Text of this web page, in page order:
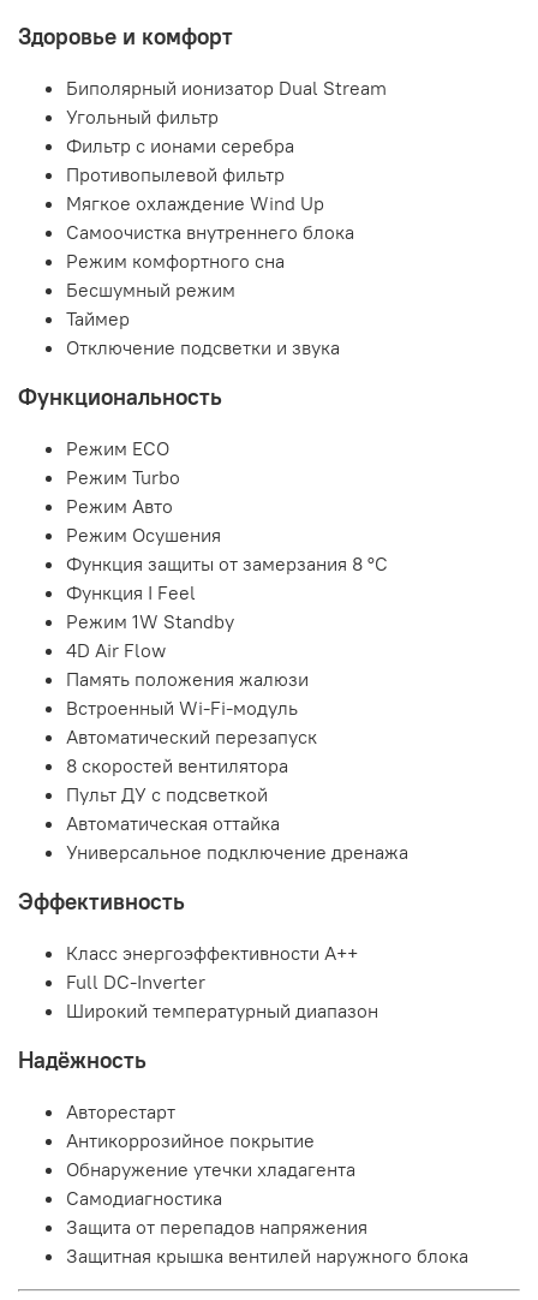
Здоровье и комфорт
Биполярный ионизатор Dual Stream
Угольный фильтр
Фильтр с ионами серебра
Противопылевой фильтр
Мягкое охлаждение Wind Up
Самоочистка внутреннего блока
Режим комфортного сна
Бесшумный режим
Таймер
Отключение подсветки и звука
Функциональность
Режим ECO
Режим Turbo
Режим Авто
Режим Осушения
Функция защиты от замерзания 8 °C
Функция I Feel
Режим 1W Standby
4D Air Flow
Память положения жалюзи
Встроенный Wi-Fi-модуль
Автоматический перезапуск
8 скоростей вентилятора
Пульт ДУ с подсветкой
Автоматическая оттайка
Универсальное подключение дренажа
Эффективность
Класс энергоэффективности A++
Full DC-Inverter
Широкий температурный диапазон
Надёжность
Авторестарт
Антикоррозийное покрытие
Обнаружение утечки хладагента
Самодиагностика
Защита от перепадов напряжения
Защитная крышка вентилей наружного блока